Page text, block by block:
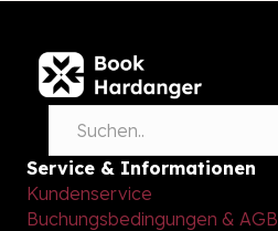
Service & Informationen
Kundenservice
Buchungsbedingungen & AGB